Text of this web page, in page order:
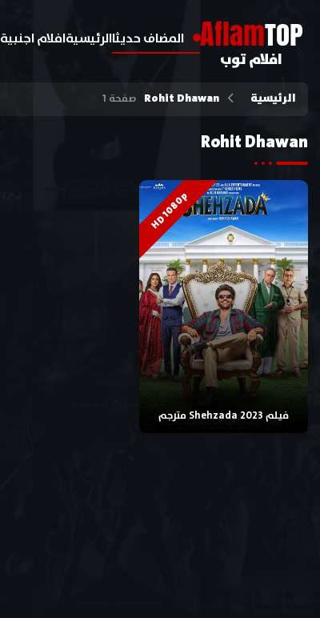
AflamTOP
افلام توب
المضاف حديثاالرئيسيةافلام اجنبية
الرئيسية Rohit Dhawan صفحة 1
Rohit Dhawan
HD 1080p
فيلم Shehzada 2023 مترجم